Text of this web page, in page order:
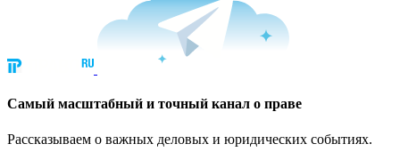
Cамый масштабный и точный канал о праве
Рассказываем о важных деловых и юридических событиях.